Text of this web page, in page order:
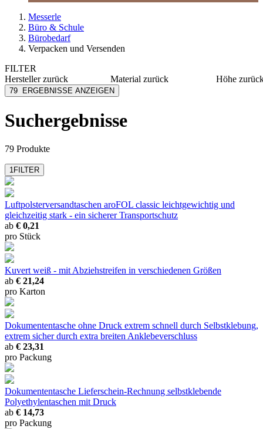
Messerle
Büro & Schule
Bürobedarf
Verpacken und Versenden
FILTER
Herstellerzurück
Arofair
Avery Zweckform
ColomPac
mehr anzeigen
Material zurück
Polyethylen
Höhe
79 ERGEBNISSE ANZEIGEN
Suchergebnisse
79 Produkte
1FILTER
Luftpolsterversandtaschen aroFOL classic leichtgewichtig und
gleichzeitig stark - ein sicherer Transportschutz
ab € 0,21
pro Stück
Kuvert weiß - mit Abziehstreifen in verschiedenen Größen
ab € 21,24
pro Karton
Dokumententasche ohne Druck extrem schnell durch Selbstklebung,
extrem sicher durch extra breiten Anklebeverschluss
ab € 23,31
pro Packung
Dokumententasche Lieferschein-Rechnung selbstklebende
Polyethylentaschen mit Druck
ab € 14,73
pro Packung